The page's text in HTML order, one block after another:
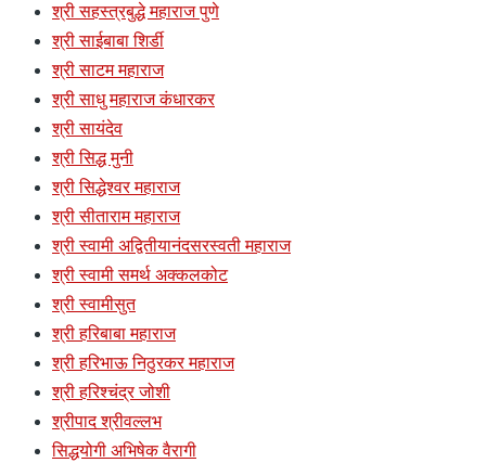
श्री सहस्त्रबुद्धे महाराज पुणे
श्री साईबाबा शिर्डी
श्री साटम महाराज
श्री साधु महाराज कंधारकर
श्री सायंदेव
श्री सिद्ध मुनी
श्री सिद्धेश्वर महाराज
श्री सीताराम महाराज
श्री स्वामी अद्वितीयानंदसरस्वती महाराज
श्री स्वामी समर्थ अक्कलकोट
श्री स्वामीसुत
श्री हरिबाबा महाराज
श्री हरिभाऊ निठुरकर महाराज
श्री हरिश्चंद्र जोशी
श्रीपाद श्रीवल्लभ
सिद्धयोगी अभिषेक वैरागी